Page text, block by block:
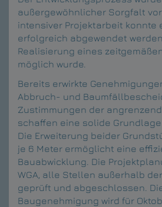
außergewöhnlicher Sorgfalt
intensiver Projektarbeit konnte
erfolgreich abgewendet
Realisierung eines
möglich wurde.
Bereits erwirkte
Abbruch- und
Zustimmungen der
schaffen eine solide
Die Erweiterung beider
je 6 Meter ermöglicht eine
Bauabwicklung. Die
WGA, alle Stellen außerhalb
geprüft und abgeschlossen.
Baugenehmigung wird für